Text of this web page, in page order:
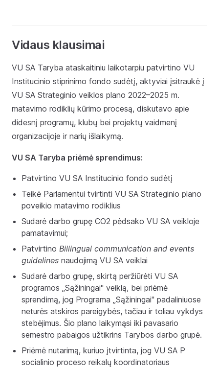
Vidaus klausimai
VU SA Taryba ataskaitiniu laikotarpiu patvirtino VU
Institucinio stiprinimo fondo sudėtį, aktyviai įsitraukė į
VU SA Strateginio veiklos plano 2022–2025 m.
matavimo rodiklių kūrimo procesą, diskutavo apie
didesnį programų, klubų bei projektų vaidmenį
organizacijoje ir narių išlaikymą.
VU SA Taryba priėmė sprendimus:
Patvirtino VU SA Institucinio fondo sudėtį
Teikė Parlamentui tvirtinti VU SA Strateginio plano
poveikio matavimo rodiklius
Sudarė darbo grupę CO2 pėdsako VU SA veikloje
pamatavimui;
Patvirtino Billingual communication and events
guidelines naudojimą VU SA veiklai
Sudarė darbo grupę, skirtą peržiūrėti VU SA
programos „Sąžiningai" veiklą, bei priėmė
sprendimą, jog Programa „Sąžiningai" padaliniuose
neturės atskiros pareigybės, tačiau ir toliau vykdys
stebėjimus. Šio plano laikymąsi iki pavasario
semestro pabaigos užtikrins Tarybos darbo grupė.
Priėmė nutarimą, kuriuo įtvirtinta, jog VU SA P
socialinio proceso reikalų koordinatoriaus